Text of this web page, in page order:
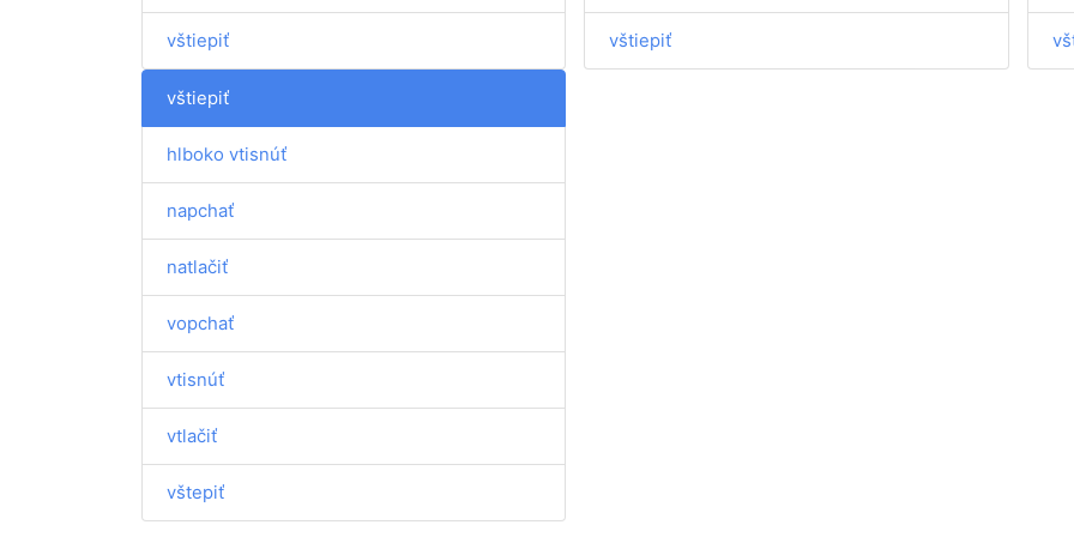
vštiepiť vštiepiť
vštiepiť
hlboko vtisnúť
napchať
natlačiť
vopchať
vtisnúť
vtlačiť
vštepiť